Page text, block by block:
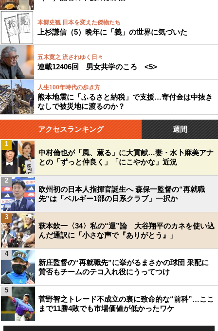
本郷史観 日本を変えた傑物たち
上杉謙信（5）晩年に「義」の世界に気づいた
五木寛之 流されゆく日々
連載12406回 男女共学のころ <5>
人生100年時代の歩き方
熊本地震に「ふるさと納税」で支援…寄付金は中抜き
なしで被災地に渡るのか？
アクセスランキング 週間
中村倫也が「風、薫る」に大貢献…妻・水卜麻美アナ
との「ずっと仲良く」「にこやかな」近況
1
欧州初の日本人指揮官誕生へ 森保一監督の“再就職
先”は「ベルギー1部の日系クラブ」一択か
2
萩本欽一〈34〉私の“運”論 大谷翔平のカネを使い込
んだ通訳に「小さな声で『ありがとう』」
3
新庄監督の“再就職先”に挙がるまさかの球団 采配に
賛否もチームのテコ入れ役にうってつけ
4
菅野智之トレード不成立の裏に致命的な“前科”…ここ
まで11勝4敗でも市場価値が低かったワケ
5